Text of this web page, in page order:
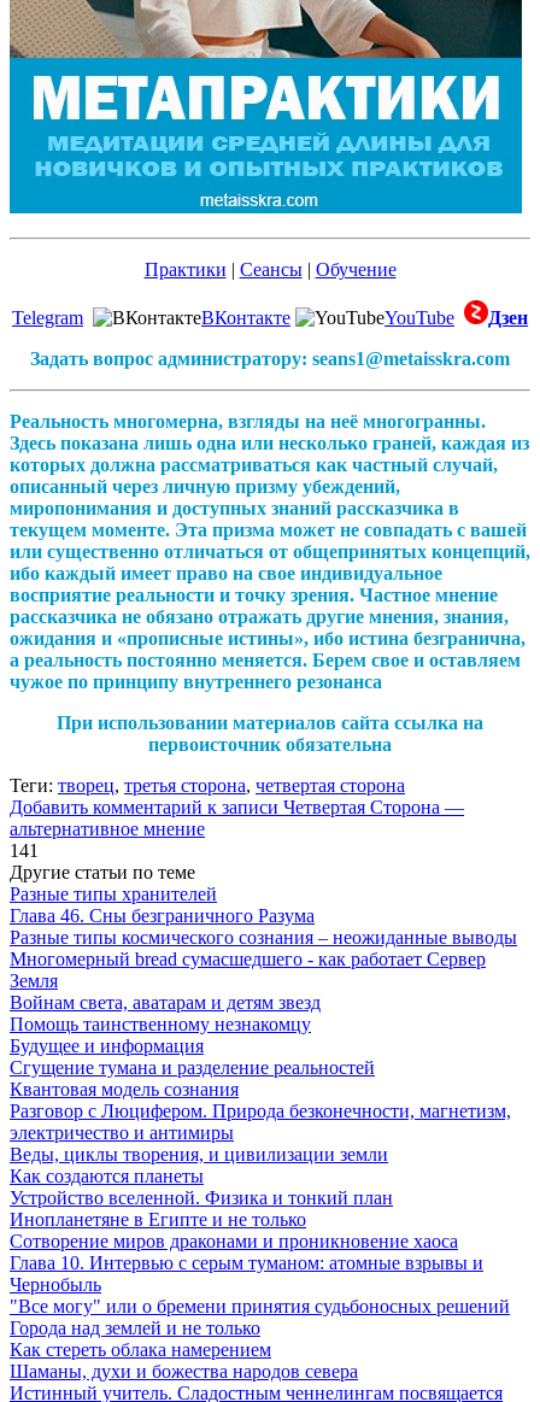
Практики | Сеансы| Обучение
Telegram ВКонтакте YouTube
Дзен
Задать вопрос администратору: seans1@metaisskra.com
Реальность многомерна, взгляды на неё многогранны.
Здесь показана лишь одна или несколько граней, каждая из
которых должна рассматриваться как частный случай,
описанный через личную призму убеждений,
миропонимания и доступных знаний рассказчика в
текущем моменте. Эта призма может не совпадать с вашей
или существенно отличаться от общепринятых концепций,
ибо каждый имеет право на свое индивидуальное
восприятие реальности и точку зрения. Частное мнение
рассказчика не обязано отражать другие мнения, знания,
ожидания и «прописные истины», ибо истина безгранична,
а реальность постоянно меняется. Берем свое и оставляем
чужое по принципу внутреннего резонанса
При использовании материалов сайта ссылка на
первоисточник обязательна
Теги: творец, третья сторона, четвертая сторона
Добавить комментарий к записи Четвертая Сторона —
альтернативное мнение
141
Другие статьи по теме
Разные типы хранителей
Глава 46. Сны безграничного Разума
Разные типы космического сознания – неожиданные выводы
Многомерный bread сумасшедшего - как работает Сервер
Земля
Войнам света, аватарам и детям звезд
Помощь таинственному незнакомцу
Будущее и информация
Сгущение тумана и разделение реальностей
Квантовая модель сознания
Разговор с Люцифером. Природа безконечности, магнетизм,
электричество и антимиры
Веды, циклы творения, и цивилизации земли
Как создаются планеты
Устройство вселенной. Физика и тонкий план
Инопланетяне в Египте и не только
Сотворение миров драконами и проникновение хаоса
Глава 10. Интервью с серым туманом: атомные взрывы и
Чернобыль
"Все могу" или о бремени принятия судьбоносных решений
Города над землей и не только
Как стереть облака намерением
Шаманы, духи и божества народов севера
Истинный учитель. Сладостным ченнелингам посвящается